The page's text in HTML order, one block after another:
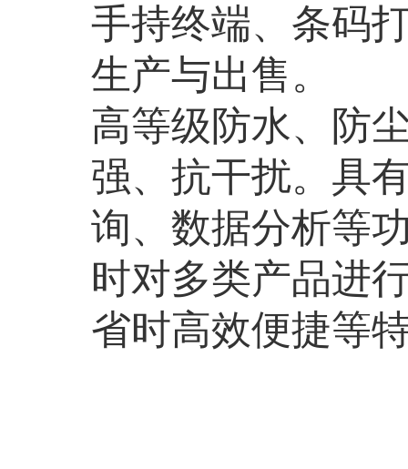
手持终端、条码
生产与出售。
高等级防水、防
强、抗干扰。具
询、数据分析等
时对多类产品进
省时高效便捷等